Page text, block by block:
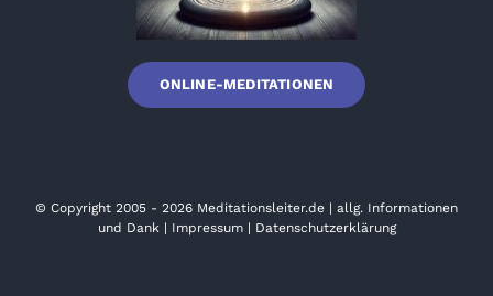
ONLINE-MEDITATIONEN
© Copyright 2005 - 2026 Meditationsleiter.de | allg. Informationen
und Dank | Impressum| Datenschutzerklärung